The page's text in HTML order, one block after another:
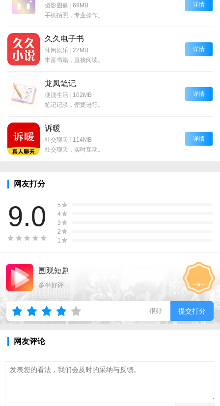
摄影图像 | 69MB
手机拍照，专业操作。
详情
久久电子书
休闲娱乐 | 22MB
丰富书籍，直接阅读。
详情
龙凤笔记
便捷生活 | 102MB
笔记记录，便捷进行。
详情
诉暖
社交聊天 | 114MB
社交聊天，实时互动。
详情
网友打分
9.0
5
4
3
2
1
围观短剧
多半好评
很好 提交打分
网友评论